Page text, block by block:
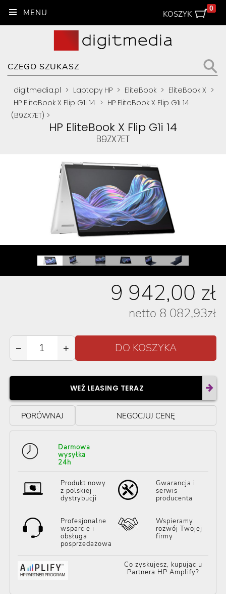
KOSZYK
0
digitmedia.pl > Laptopy HP > EliteBook > EliteBook X >
HP EliteBook X Flip G1i 14 > HP EliteBook X Flip G1i 14
(B9ZX7ET) >
HP EliteBook X Flip G1i 14
B9ZX7ET
9 942,00 zł
netto 8 082,93zł
− +
WEŹ LEASING TERAZ
PORÓWNAJ NEGOCJUJ CENĘ
Darmowa
wysyłka
24h
Produkt nowy
z polskiej
dystrybucji
Gwarancja i
serwis
producenta
Profesjonalne
wsparcie i
obsługa
posprzedażowa
Wspieramy
rozwój Twojej
firmy
Co zyskujesz, kupując u
Partnera HP Amplify?